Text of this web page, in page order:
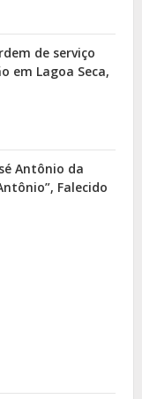
de serviço
em Lagoa Seca,
Antônio da
Falecido